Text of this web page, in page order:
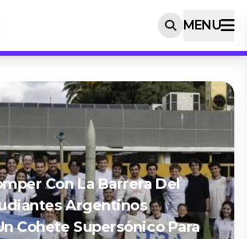
MENU
Con La Barrera Del
Argentinos
Cohete Supersónico Para